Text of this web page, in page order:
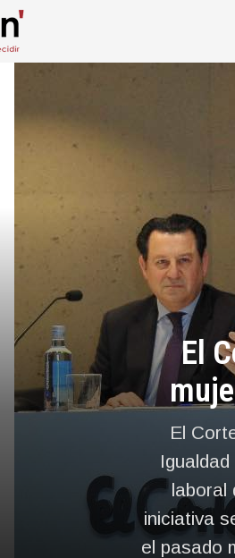
El
El
laboral
iniciativa
el pasado